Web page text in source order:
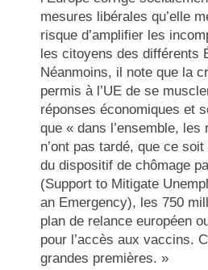
mesures libérales qu’elle
risque d’amplifier les
les citoyens des différents
Néanmoins, il note que la
permis à l’UE de se
réponses économiques et
que « dans l’ensemble, les
n’ont pas tardé, que ce
du dispositif de chômage
(Support to Mitigate
an Emergency), les 750
plan de relance européen
pour l’accès aux vaccins.
grandes premières. »